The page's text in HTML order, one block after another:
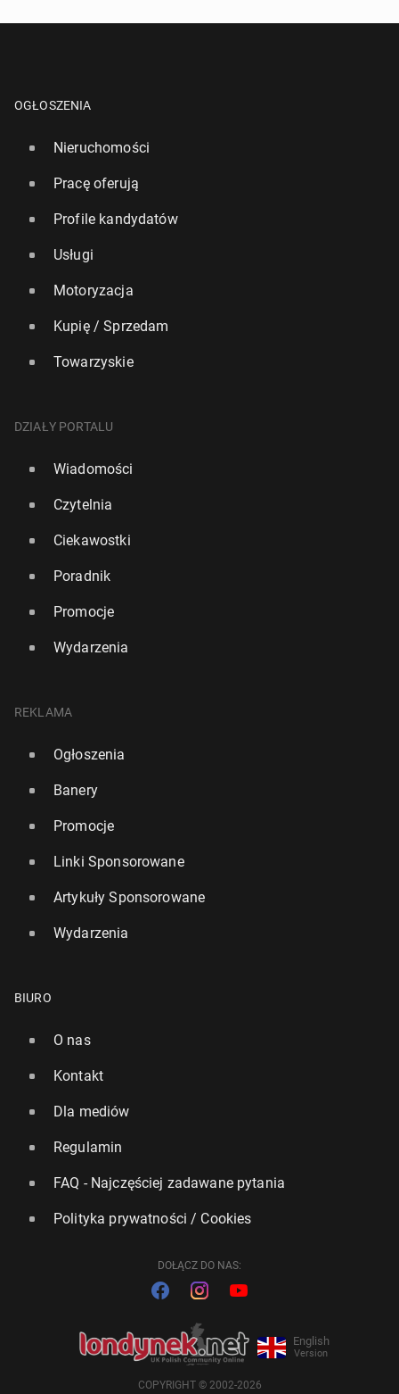
OGŁOSZENIA
Nieruchomości
Pracę oferują
Profile kandydatów
Usługi
Motoryzacja
Kupię / Sprzedam
Towarzyskie
DZIAŁY PORTALU
Wiadomości
Czytelnia
Ciekawostki
Poradnik
Promocje
Wydarzenia
REKLAMA
Ogłoszenia
Banery
Promocje
Linki Sponsorowane
Artykuły Sponsorowane
Wydarzenia
BIURO
O nas
Kontakt
Dla mediów
Regulamin
FAQ - Najczęściej zadawane pytania
Polityka prywatności / Cookies
DOŁĄCZ DO NAS:
English
Version
COPYRIGHT © 2002-2026